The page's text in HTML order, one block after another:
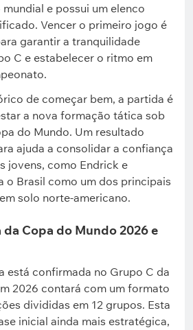
e possui um elenco
Vencer o primeiro jogo é
garantir a tranquilidade
C e estabelecer o ritmo em
de começar bem, a partida é
a nova formação tática sob
do Mundo. Um resultado
ajuda a consolidar a confiança
jovens, como Endrick e
o Brasil como um dos principais
solo norte-americano.
Copa do Mundo 2026 e
está confirmada no Grupo C da
2026 contará com um formato
divididas em 12 grupos. Esta
inicial ainda mais estratégica,